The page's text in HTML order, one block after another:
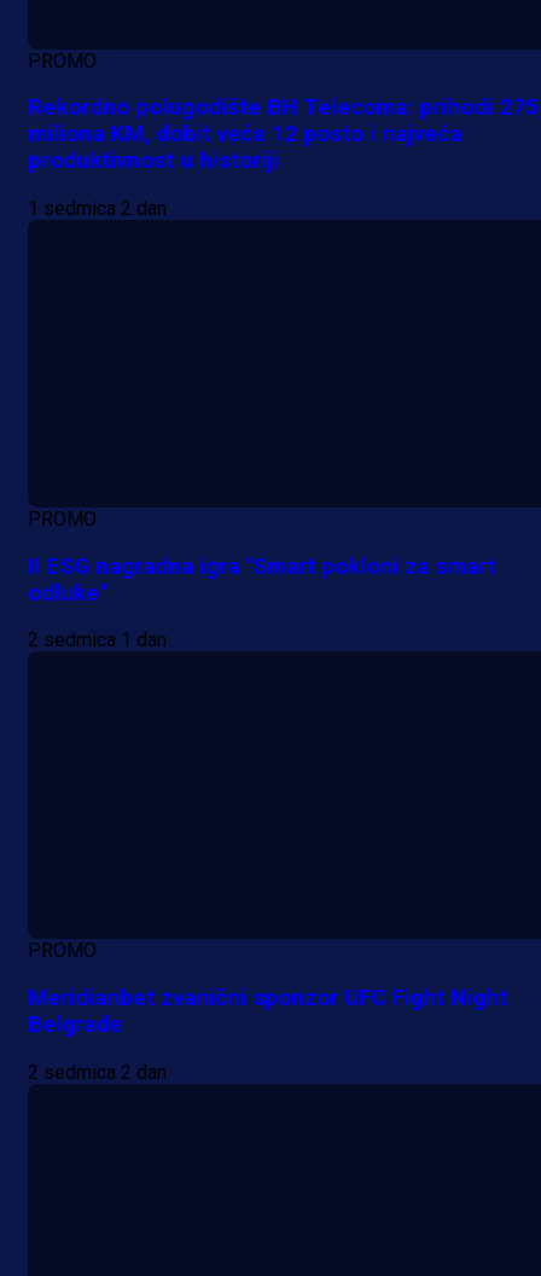
PROMO
Rekordno polugodište BH Telecoma: prihodi
miliona KM, dobit veća 12 posto i najveća
produktivnost u historiji
1 sedmica 2 dan
PROMO
II ESG nagradna igra "Smart pokloni za smart
odluke"
2 sedmica 1 dan
PROMO
Meridianbet zvanični sponzor UFC Fight Night
Belgrade
2 sedmica 2 dan